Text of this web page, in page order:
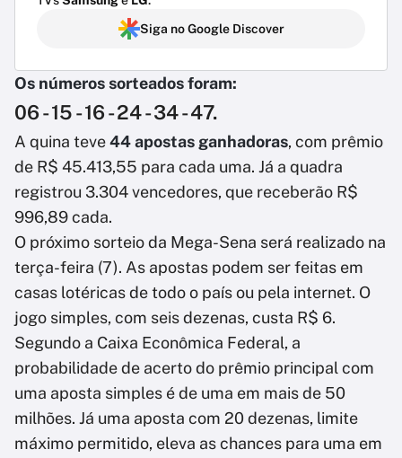
Siga no Google Discover
Os números sorteados foram:
06 - 15 - 16 - 24 - 34 - 47.
A quina teve44 apostas ganhadoras, com prêmio
de R$ 45.413,55 para cada uma. Já a quadra
registrou 3.304 vencedores, que receberão R$
996,89 cada.
O próximo sorteio da Mega-Sena será realizado na
terça-feira (7). As apostas podem ser feitas em
casas lotéricas de todo o país ou pela internet. O
jogo simples, com seis dezenas, custa R$ 6.
Segundo a Caixa Econômica Federal, a
probabilidade de acerto do prêmio principal com
uma aposta simples é de uma em mais de 50
milhões. Já uma aposta com 20 dezenas, limite
máximo permitido, eleva as chances para uma em